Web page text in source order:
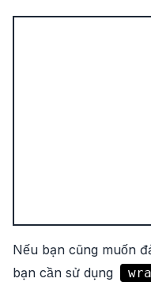
Nếu bạn cũng muốn
bạn cần sử dụng